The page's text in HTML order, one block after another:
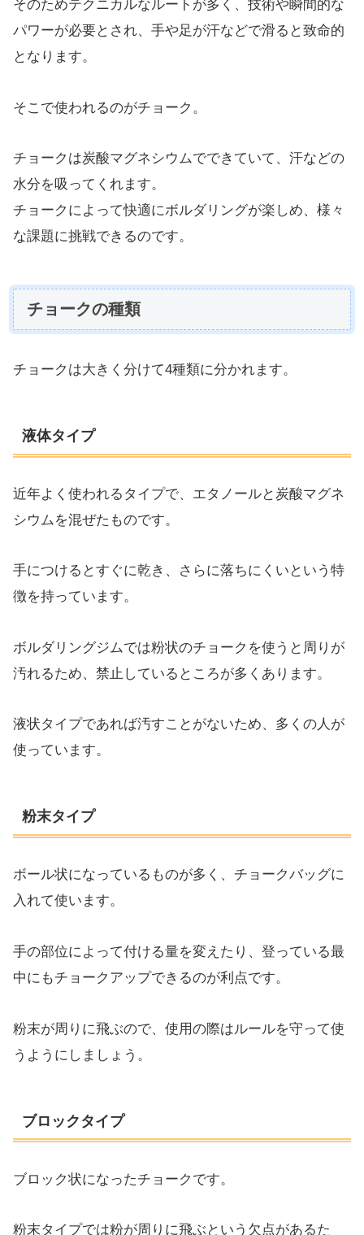
そのためテクニカルなルートが多く、技術や瞬間的な
パワーが必要とされ、手や足が汗などで滑ると致命的
となります。
そこで使われるのがチョーク。
チョークは炭酸マグネシウムでできていて、汗などの
水分を吸ってくれます。
チョークによって快適にボルダリングが楽しめ、様々
な課題に挑戦できるのです。
チョークの種類
チョークは大きく分けて4種類に分かれます。
液体タイプ
近年よく使われるタイプで、エタノールと炭酸マグネ
シウムを混ぜたものです。
手につけるとすぐに乾き、さらに落ちにくいという特
徴を持っています。
ボルダリングジムでは粉状のチョークを使うと周りが
汚れるため、禁止しているところが多くあります。
液状タイプであれば汚すことがないため、多くの人が
使っています。
粉末タイプ
ボール状になっているものが多く、チョークバッグに
入れて使います。
手の部位によって付ける量を変えたり、登っている最
中にもチョークアップできるのが利点です。
粉末が周りに飛ぶので、使用の際はルールを守って使
うようにしましょう。
ブロックタイプ
ブロック状になったチョークです。
粉末タイプでは粉が周りに飛ぶという欠点があるた